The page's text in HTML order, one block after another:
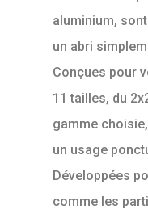
aluminium,
un abri
Conçues pour
11 tailles, du
gamme
un usage
Développées
comme les